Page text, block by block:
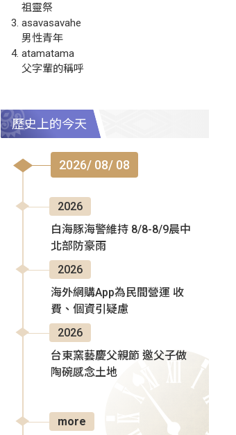
祖靈祭
asavasavahe
男性青年
atamatama
父字輩的稱呼
歷史上的今天
2026/ 08/ 08
2026
白海豚海警維持 8/8-8/9晨中
北部防豪雨
2026
海外網購App為民間營運 收
費、個資引疑慮
2026
台東窯藝慶父親節 邀父子做
陶碗感念土地
more